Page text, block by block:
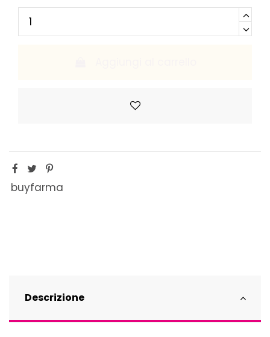
buyfarma
Descrizione